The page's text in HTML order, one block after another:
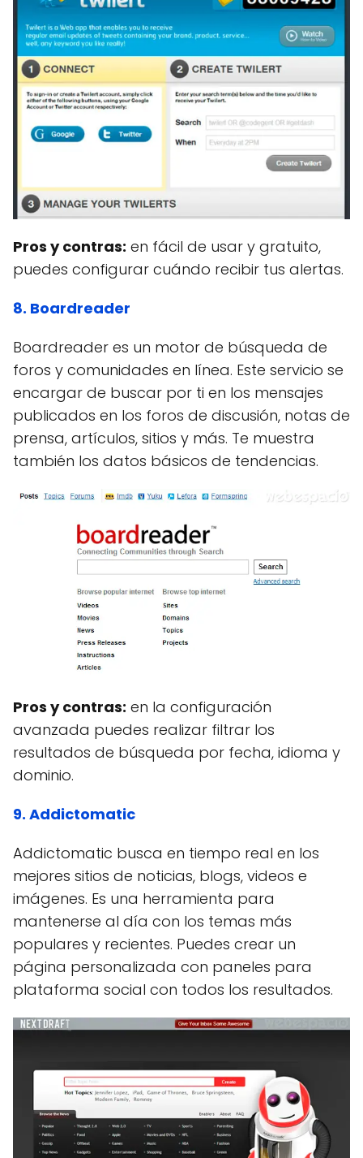
Pros y contras: en fácil de usar y gratuito,
puedes configurar cuándo recibir tus alertas.
8. Boardreader
Boardreader es un motor de búsqueda de
foros y comunidades en línea. Este servicio se
encargar de buscar por ti en los mensajes
publicados en los foros de discusión, notas de
prensa, artículos, sitios y más. Te muestra
también los datos básicos de tendencias.
Pros y contras: en la configuración
avanzada puedes realizar filtrar los
resultados de búsqueda por fecha, idioma y
dominio.
9. Addictomatic
Addictomatic busca en tiempo real en los
mejores sitios de noticias, blogs, videos e
imágenes. Es una herramienta para
mantenerse al día con los temas más
populares y recientes. Puedes crear un
página personalizada con paneles para
plataforma social con todos los resultados.